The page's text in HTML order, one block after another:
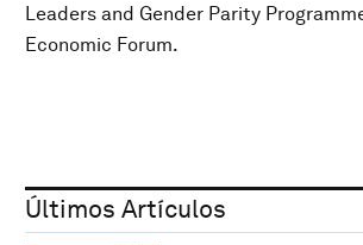
Leaders and Gender Parity
Economic Forum.
Últimos Artículos